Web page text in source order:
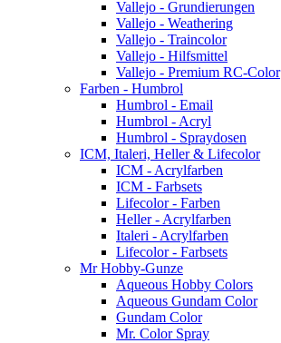
Vallejo - Grundierungen
Vallejo - Weathering
Vallejo - Traincolor
Vallejo - Hilfsmittel
Vallejo - Premium RC-Color
Farben - Humbrol
Humbrol - Email
Humbrol - Acryl
Humbrol - Spraydosen
ICM, Italeri, Heller & Lifecolor
ICM - Acrylfarben
ICM - Farbsets
Lifecolor - Farben
Heller - Acrylfarben
Italeri - Acrylfarben
Lifecolor - Farbsets
Mr Hobby-Gunze
Aqueous Hobby Colors
Aqueous Gundam Color
Gundam Color
Mr. Color Spray